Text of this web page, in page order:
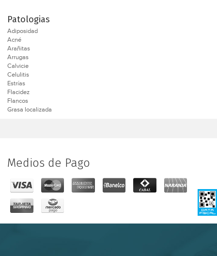
Patologias
Adiposidad
Acné
Arañitas
Arrugas
Calvicie
Celulitis
Estrías
Flacidez
Flancos
Grasa localizada
Medios de Pago